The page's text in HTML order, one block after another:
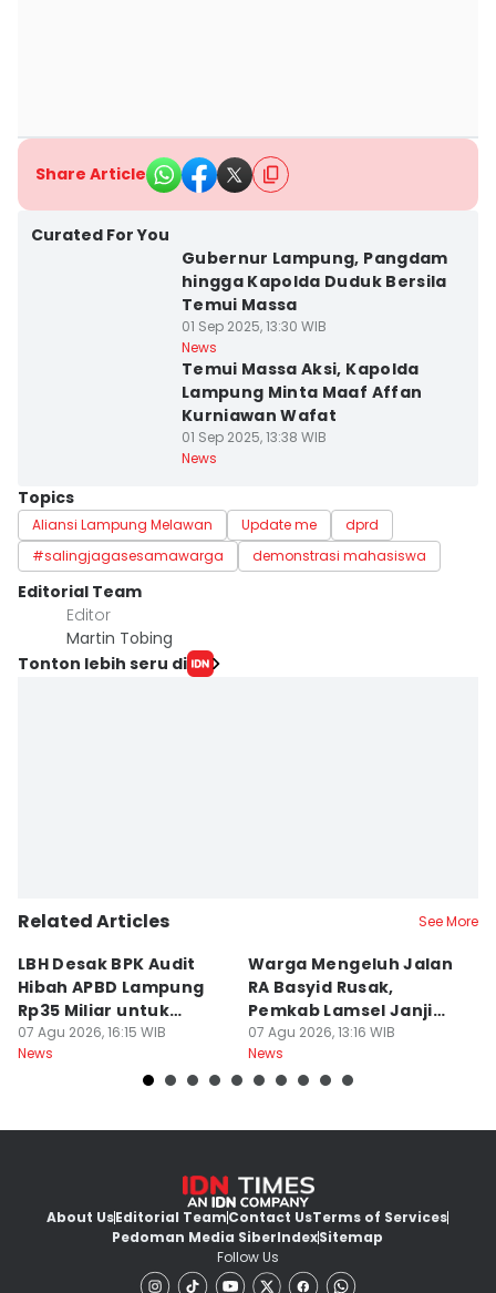
Share Article
Curated For You
Gubernur Lampung, Pangdam
hingga Kapolda Duduk Bersila
Temui Massa
01 Sep 2025, 13:30 WIB
News
Temui Massa Aksi, Kapolda
Lampung Minta Maaf Affan
Kurniawan Wafat
01 Sep 2025, 13:38 WIB
News
Topics
Aliansi Lampung Melawan Update me
dprd
#salingjagasesamawarga
demonstrasi mahasiswa
Editorial Team
Editor
Martin Tobing
Tonton lebih seru di
Related Articles See More
LBH Desak BPK Audit
Hibah APBD Lampung
Rp35 Miliar untuk
Kejaksaan
07 Agu 2026, 16:15 WIB
News
Warga Mengeluh Jalan
RA Basyid Rusak,
Pemkab Lamsel Janji
Segera Perbaiki
07 Agu 2026, 13:16 WIB
News
About UsEditorial TeamContact UsTerms of Services
Pedoman Media SiberIndexSitemap
Follow Us